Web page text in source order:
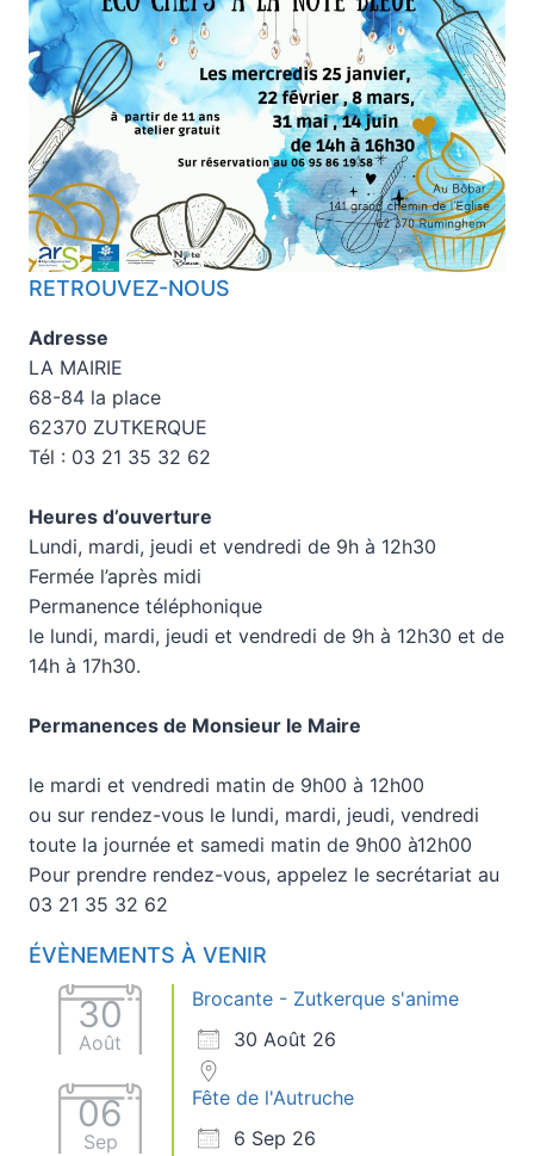
RETROUVEZ-NOUS
Adresse
LA MAIRIE
68-84 la place
62370 ZUTKERQUE
Tél : 03 21 35 32 62
Heures d’ouverture
Lundi, mardi, jeudi et vendredi de 9h à 12h30
Fermée l’après midi
Permanence téléphonique
le lundi, mardi, jeudi et vendredi de 9h à 12h30 et de
14h à 17h30.
Permanences de Monsieur le Maire
le mardi et vendredi matin de 9h00 à 12h00
ou sur rendez-vous le lundi, mardi, jeudi, vendredi
toute la journée et samedi matin de 9h00 à12h00
Pour prendre rendez-vous, appelez le secrétariat au
03 21 35 32 62
ÉVÈNEMENTS À VENIR
30
Août
Brocante - Zutkerque s'anime
30 Août 26
06
Sep
Fête de l'Autruche
6 Sep 26